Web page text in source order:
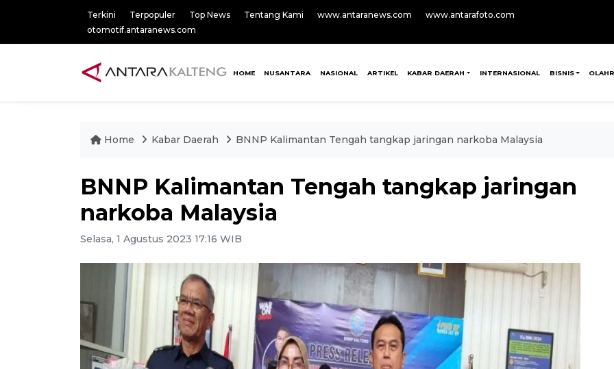
Terkini Terpopuler Top News Tentang Kami www.antaranews.com
www.antarafoto.com
otomotif.antaranews.com
HOME NUSANTARA NASIONAL ARTIKEL KABAR DAERAH INTERNASIONAL BISNIS
Home Kabar Daerah BNNP Kalimantan Tengah tangkap jaringan narkoba Malaysia
BNNP Kalimantan Tengah tangkap jaringan
narkoba Malaysia
Selasa, 1 Agustus 2023 17:16 WIB